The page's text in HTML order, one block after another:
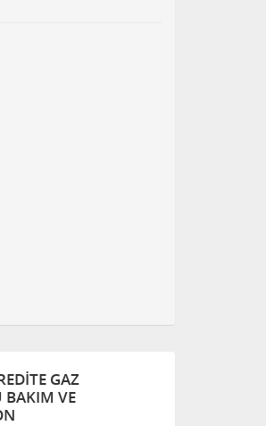
TÜRKAK AKREDITE GAZ
DEDEKTÖRÜ BAKIM VE
KALIBRASYON